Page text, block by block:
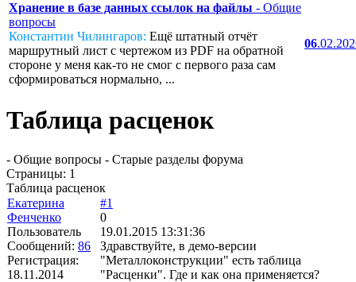
Хранение в базе данных ссылок на файлы - Общие
вопросы
Константин Чилингаров: Ещё штатный отчёт
маршрутный лист с чертежом из PDF на обратной
стороне у меня как-то не смог с первого раза сам
сформироваться нормально, ...
06
Таблица расценок
- Общие вопросы - Старые разделы форума
Страницы: 1
Таблица расценок
Екатерина
Фенченко
Пользователь
Сообщений: 86
Регистрация:
18.11.2014
#1
0
19.01.2015 13:31:36
Здравствуйте, в демо-версии
"Металлоконструкции" есть таблица
"Расценки". Где и как она применяется?